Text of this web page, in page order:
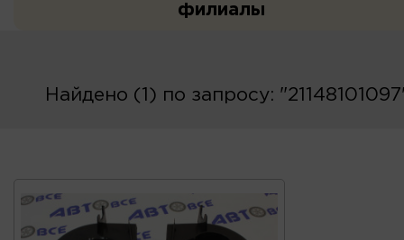
филиалы
Найдено (1) по запросу: